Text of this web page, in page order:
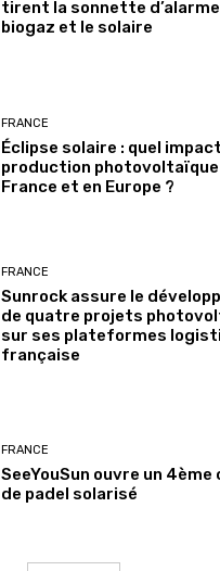
tirent la sonnette
biogaz et le solaire
FRANCE
Éclipse solaire : quel
production photovoltaïque
France et en Europe ?
FRANCE
Sunrock assure le
de quatre projets
sur ses plateformes
française
FRANCE
SeeYouSun ouvre un
de padel solarisé